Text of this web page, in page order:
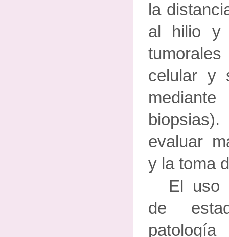
la
al hilio y
celular y
evaluar
y la toma
El uso
de